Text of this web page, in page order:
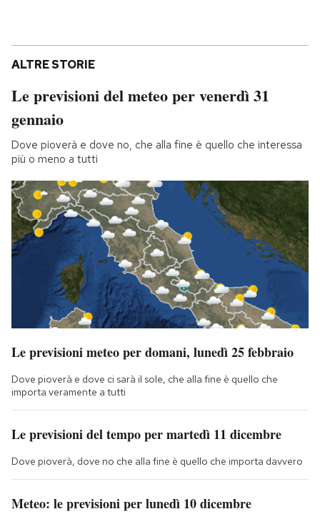
ALTRE STORIE
Le previsioni del meteo per venerdì 31
gennaio
Dove pioverà e dove no, che alla fine è quello che interessa
più o meno a tutti
Le previsioni meteo per domani, lunedì 25 febbraio
Dove pioverà e dove ci sarà il sole, che alla fine è quello che
importa veramente a tutti
Le previsioni del tempo per martedì 11 dicembre
Dove pioverà, dove no che alla fine è quello che importa davvero
Meteo: le previsioni per lunedì 10 dicembre